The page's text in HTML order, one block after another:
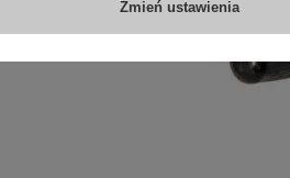
Zmień ustawienia